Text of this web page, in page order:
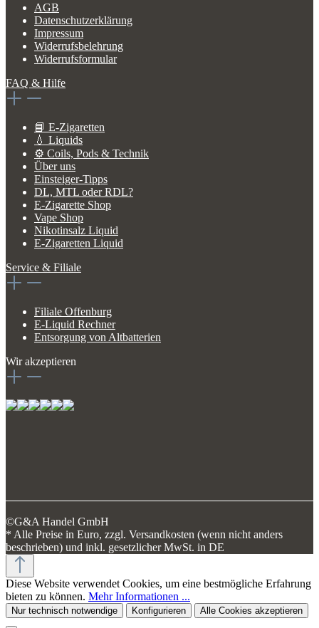
AGB
Datenschutzerklärung
Impressum
Widerrufsbelehrung
Widerrufsformular
FAQ & Hilfe
📘 E-Zigaretten
💧 Liquids
⚙️ Coils, Pods & Technik
Über uns
Einsteiger-Tipps
DL, MTL oder RDL?
E-Zigarette Shop
Vape Shop
Nikotinsalz Liquid
E-Zigaretten Liquid
Service & Filiale
Filiale Offenburg
E-Liquid Rechner
Entsorgung von Altbatterien
Wir akzeptieren
©G&A Handel GmbH
* Alle Preise in Euro, zzgl. Versandkosten (wenn nicht anders
beschrieben) und inkl. gesetzlicher MwSt. in DE
Diese Website verwendet Cookies, um eine bestmögliche Erfahrung
bieten zu können. Mehr Informationen ...
Nur technisch notwendige Konfigurieren Alle Cookies akzeptieren